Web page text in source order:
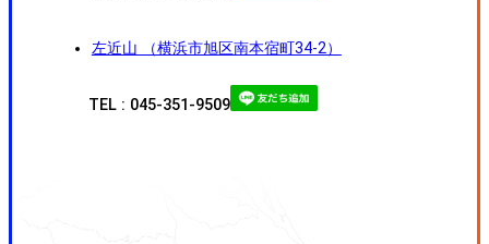
左近山 （横浜市旭区南本宿町34-2）
TEL : 045-351-9509